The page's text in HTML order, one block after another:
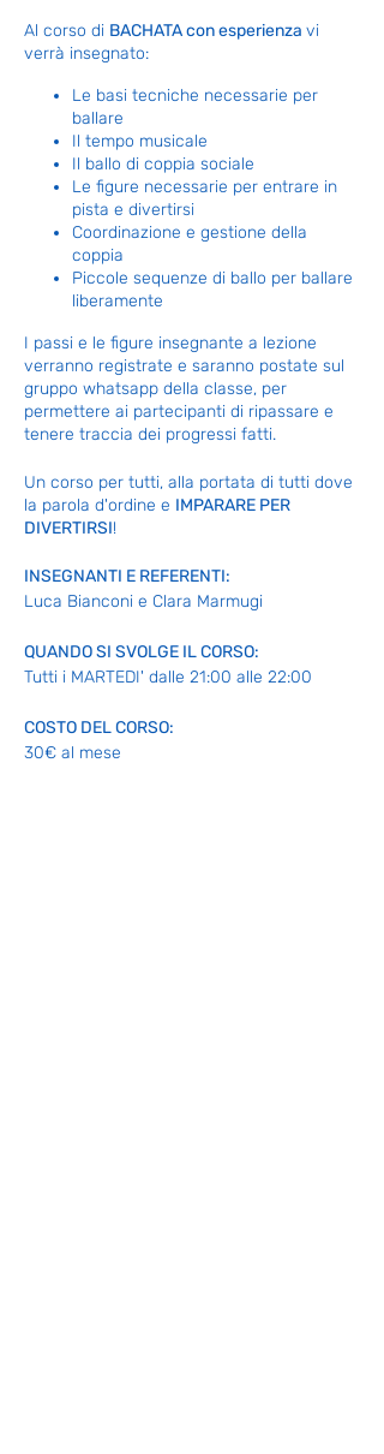
Al corso di BACHATA con esperienza vi
verrà insegnato:
Le basi tecniche necessarie per
ballare
Il tempo musicale
Il ballo di coppia sociale
Le figure necessarie per entrare in
pista e divertirsi
Coordinazione e gestione della
coppia
Piccole sequenze di ballo per ballare
liberamente
I passi e le figure insegnante a lezione
verranno registrate e saranno postate sul
gruppo whatsapp della classe, per
permettere ai partecipanti di ripassare e
tenere traccia dei progressi fatti.
Un corso per tutti, alla portata di tutti dove
la parola d'ordine e IMPARARE PER
DIVERTIRSI!
INSEGNANTI E REFERENTI:
Luca Bianconi e Clara Marmugi
QUANDO SI SVOLGE IL CORSO:
Tutti i MARTEDI' dalle 21:00 alle 22:00
COSTO DEL CORSO:
30€ al mese